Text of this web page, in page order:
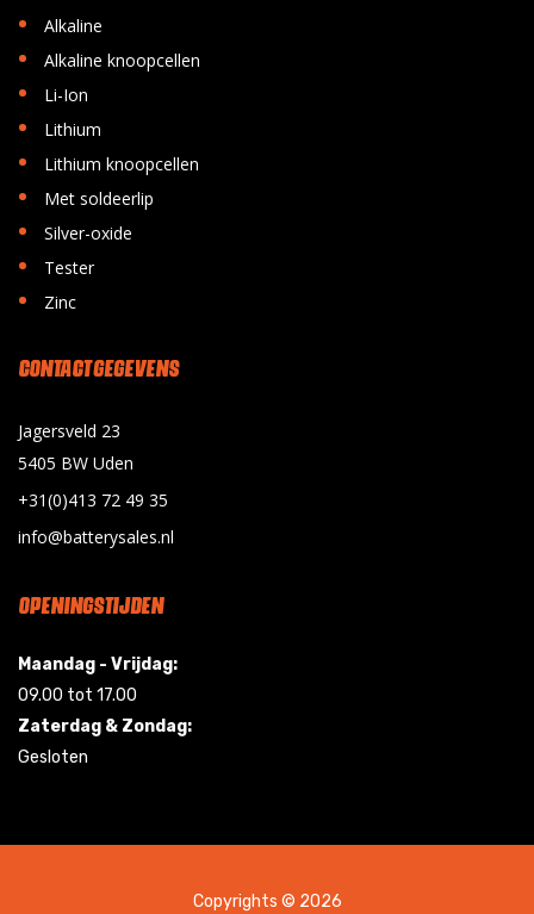
• Alkaline
• Alkaline knoopcellen
• Li-Ion
• Lithium
• Lithium knoopcellen
• Met soldeerlip
• Silver-oxide
• Tester
• Zinc
CONTACT GEGEVENS
Jagersveld 23
5405 BW Uden
+31(0)413 72 49 35
info@batterysales.nl
OPENINGSTIJDEN
Maandag - Vrijdag:
09.00 tot 17.00
Zaterdag & Zondag:
Gesloten
Copyrights © 2026